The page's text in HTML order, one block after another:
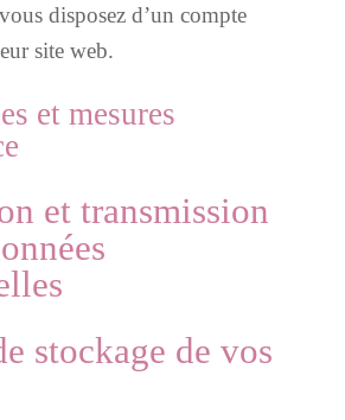
disposez d’un compte
site web.
et mesures
et transmission
stockage de vos